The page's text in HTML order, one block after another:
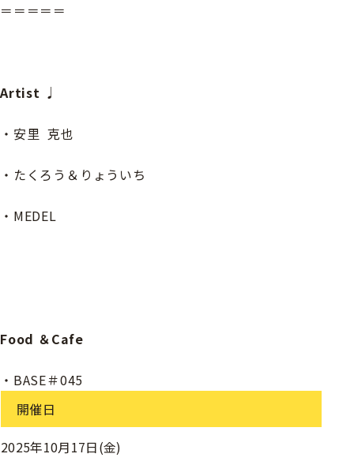
＝＝＝＝＝
Artist ♩
・安里 克也
・たくろう＆りょういち
・MEDEL
Food ＆Cafe
・BASE＃045
開催日
2025年10月17日(金)